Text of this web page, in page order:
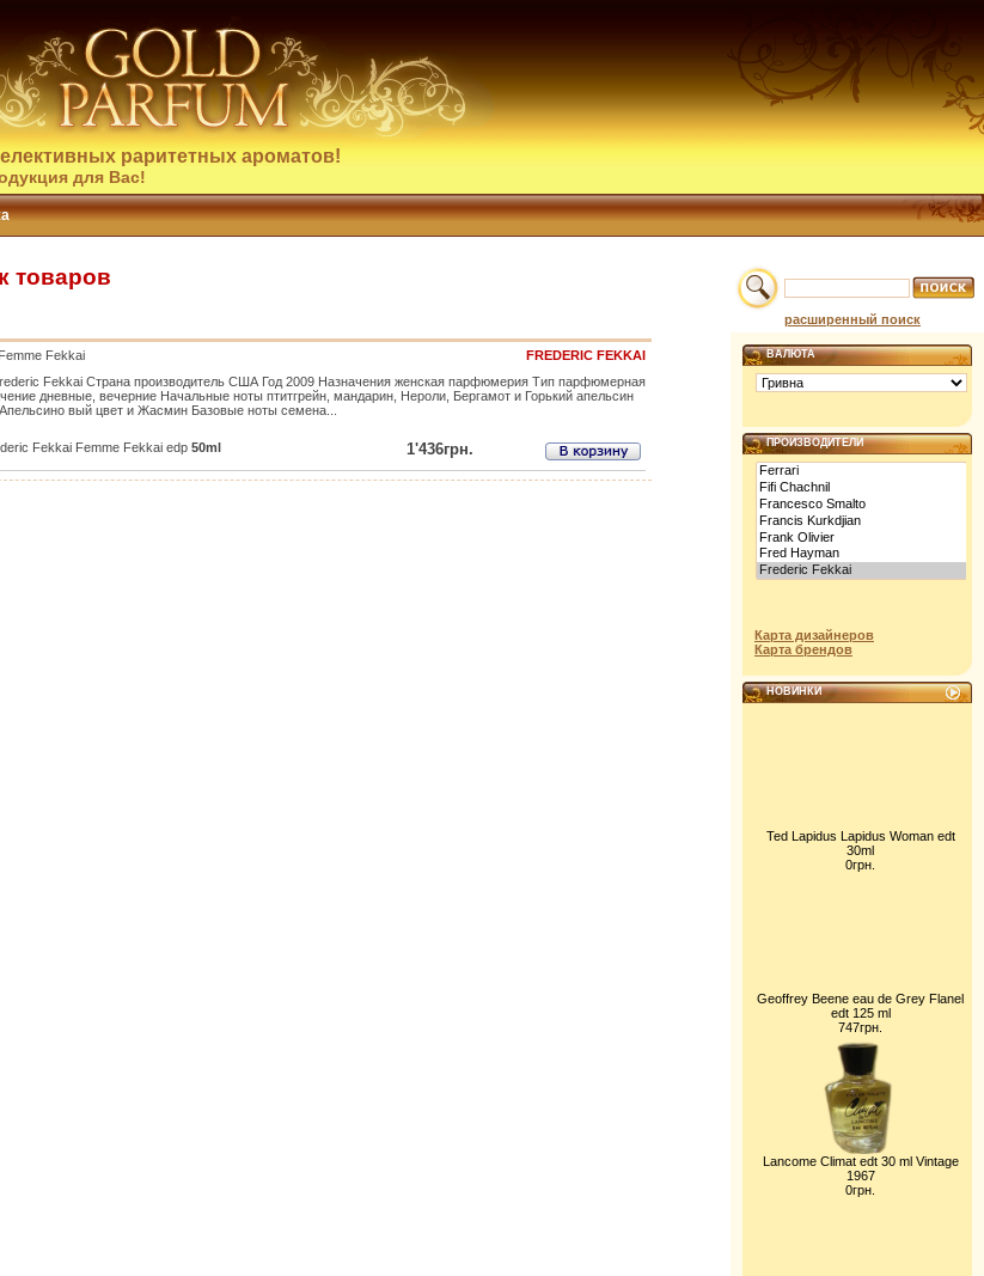
раритетных ароматов!
для Вас!
товаров
Fekkai
FREDERIC FEKKAI
Fekkai Страна производитель США Год 2009 Назначения женская парфюмерия Тип парфюмерная
дневные, вечерние Начальные ноты птитгрейн, мандарин, Нероли, Бергамот и Горький апельсин
вый цвет и Жасмин Базовые ноты семена...
Fekkai Femme Fekkai edp 50ml 1'436грн.
расширенный поиск
ВАЛЮТА
ПРОИЗВОДИТЕЛИ
Карта дизайнеров
Карта брендов
НОВИНКИ
Ted Lapidus Lapidus Woman edt
30ml
0грн.
Geoffrey Beene eau de Grey Flanel
edt 125 ml
747грн.
Lancome Climat edt 30 ml Vintage
1967
0грн.